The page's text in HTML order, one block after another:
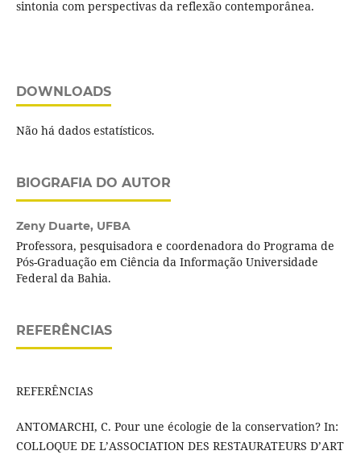
sintonia com perspectivas da reflexão contemporânea.
DOWNLOADS
Não há dados estatísticos.
BIOGRAFIA DO AUTOR
Zeny Duarte, UFBA
Professora, pesquisadora e coordenadora do Programa de
Pós-Graduação em Ciência da Informação Universidade
Federal da Bahia.
REFERÊNCIAS
REFERÊNCIAS
ANTOMARCHI, C. Pour une écologie de la conservation? In:
COLLOQUE DE L’ASSOCIATION DES RESTAURATEURS D’ART